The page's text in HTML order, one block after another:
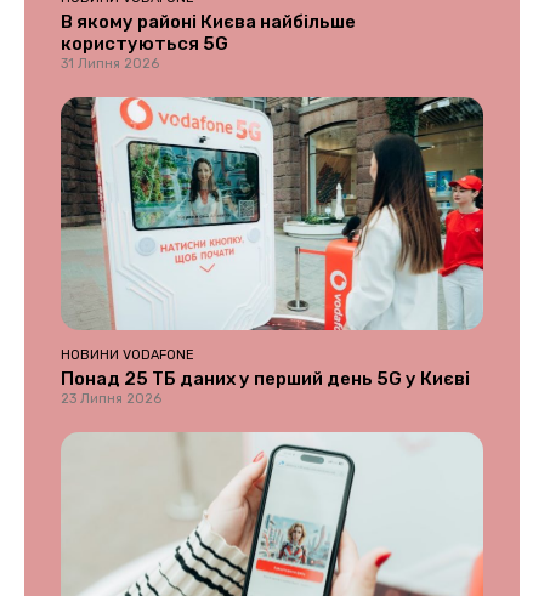
В якому районі Києва найбільше
користуються 5G
31 Липня 2026
НОВИНИ VODAFONE
Понад 25 ТБ даних у перший день 5G у Києві
23 Липня 2026